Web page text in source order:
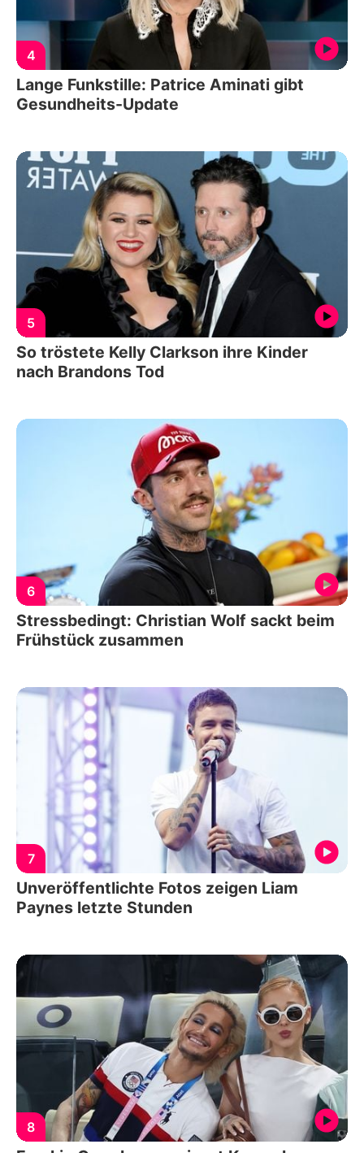
4
Lange Funkstille: Patrice Aminati gibt
Gesundheits-Update
5
So tröstete Kelly Clarkson ihre Kinder
nach Brandons Tod
6
Stressbedingt: Christian Wolf sackt beim
Frühstück zusammen
7
Unveröffentlichte Fotos zeigen Liam
Paynes letzte Stunden
8